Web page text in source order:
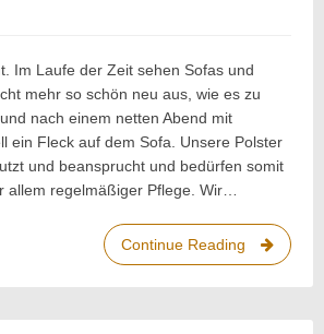
Im Laufe der Zeit sehen Sofas und
mehr so schön neu aus, wie es zu
nach einem netten Abend mit
ein Fleck auf dem Sofa. Unsere Polster
und beansprucht und bedürfen somit
allem regelmäßiger Pflege. Wir…
Continue Reading
Tipps
zur